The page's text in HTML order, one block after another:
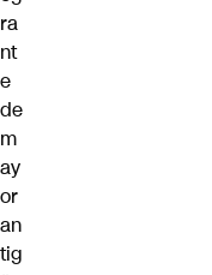
ra
nt
e
de
m
ay
or
an
tig